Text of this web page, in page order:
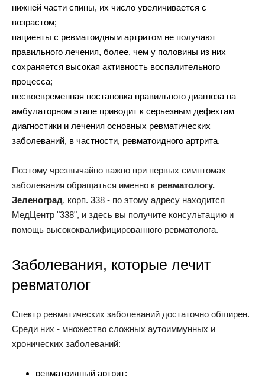
нижней части спины, их число увеличивается с
возрастом;
пациенты с ревматоидным артритом не получают
правильного лечения, более, чем у половины из них
сохраняется высокая активность воспалительного
процесса;
несвоевременная постановка правильного диагноза на
амбулаторном этапе приводит к серьезным дефектам
диагностики и лечения основных ревматических
заболеваний, в частности, ревматоидного артрита.
Поэтому чрезвычайно важно при первых симптомах
заболевания обращаться именно к ревматологу.
Зеленоград, корп. 338 - по этому адресу находится
МедЦентр "338", и здесь вы получите консультацию и
помощь высококвалифицированного ревматолога.
Заболевания, которые лечит
ревматолог
Спектр ревматических заболеваний достаточно обширен.
Среди них - множество сложных аутоиммунных и
хронических заболеваний:
ревматоидный артрит;